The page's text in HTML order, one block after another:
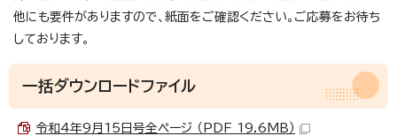
他にも要件がありますので、紙面をご確認ください。ご応募をお待ち
しております。
一括ダウンロードファイル
令和4年9月15日号全ページ （PDF 19.6MB）